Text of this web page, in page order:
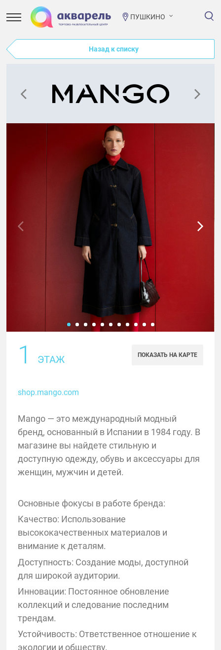
ПУШКИНО
Назад к списку
1 ЭТАЖ ПОКАЗАТЬ НА КАРТЕ
shop.mango.com
Mango — это международный модный
бренд, основанный в Испании в 1984 году. В
магазине вы найдете стильную и
доступную одежду, обувь и аксессуары для
женщин, мужчин и детей.
Основные фокусы в работе бренда:
Качество: Использование
высококачественных материалов и
внимание к деталям.
Доступность: Создание моды, доступной
для широкой аудитории.
Инновации: Постоянное обновление
коллекций и следование последним
трендам.
Устойчивость: Ответственное отношение к
экологии и обществу.